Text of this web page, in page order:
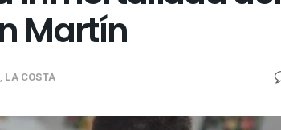
Martín
, LA COSTA